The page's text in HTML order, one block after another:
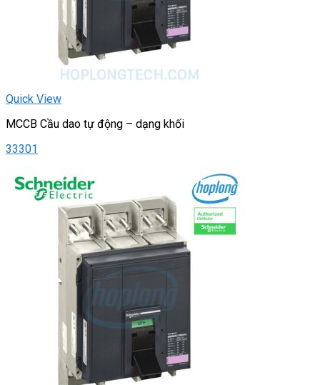
Quick View
MCCB Cầu dao tự động – dạng khối
33301